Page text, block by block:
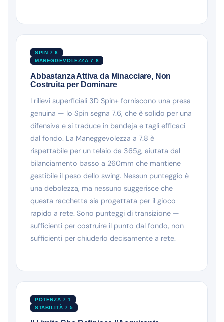
SPIN 7.6
MANEGGEVOLEZZA 7.8
Abbastanza Attiva da Minacciare, Non
Costruita per Dominare
I rilievi superficiali 3D Spin+ forniscono una presa
genuina — lo Spin segna 7.6, che è solido per una
difensiva e si traduce in bandeja e tagli efficaci
dal fondo. La Maneggevolezza a 7.8 è
rispettabile per un telaio da 365g, aiutata dal
bilanciamento basso a 260mm che mantiene
gestibile il peso dello swing. Nessun punteggio è
una debolezza, ma nessuno suggerisce che
questa racchetta sia progettata per il gioco
rapido a rete. Sono punteggi di transizione —
sufficienti per costruire il punto dal fondo, non
sufficienti per chiuderlo decisamente a rete.
POTENZA 7.1
STABILITÀ 7.5